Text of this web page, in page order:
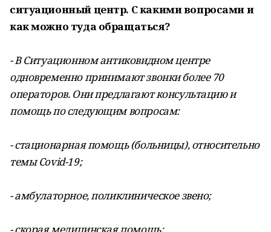
ситуационный центр. С какими вопросами и
как можно туда обращаться?
- В Ситуационном антиковидном центре
одновременно принимают звонки более 70
операторов. Они предлагают консультацию и
помощь по следующим вопросам:
- стационарная помощь (больницы), относительно
темы Covid-19;
- амбулаторное, поликлиническое звено;